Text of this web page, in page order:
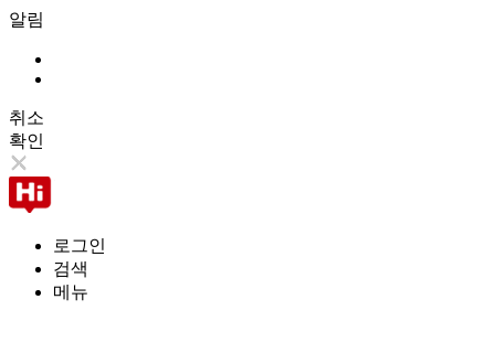
알림
취소
확인
로그인
검색
메뉴